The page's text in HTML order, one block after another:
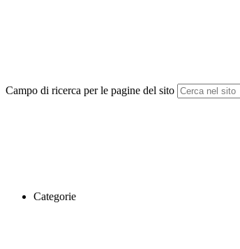
Campo di ricerca per le pagine del sito
Categorie